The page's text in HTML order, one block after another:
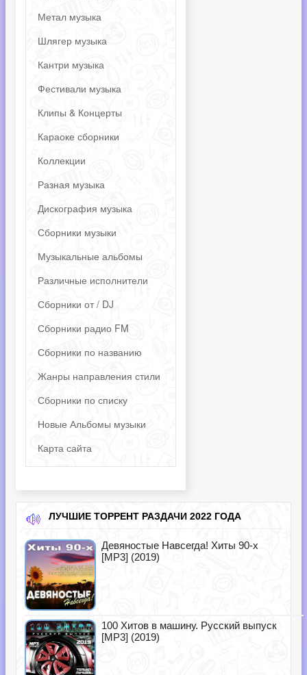
Метал музыка
Шлягер музыка
Кантри музыка
Фестивали музыка
Клипы & Концерты
Караоке сборники
Коллекции
Разная музыка
Дискография музыка
Сборники музыки
Музыкальные альбомы
Различные исполнители
Сборники от / DJ
Сборники радио FM
Сборники по названию
Жанры направления стили
Сборники по списку
Новые Альбомы музыки
Карта сайта
ЛУЧШИЕ ТОРРЕНТ РАЗДАЧИ 2022 ГОДА
Девяностые Навсегда! Хиты 90-х
[MP3] (2019)
100 Хитов в машину. Русский выпуск
[MP3] (2019)